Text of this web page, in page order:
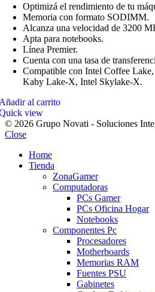
Optimizá el rendimiento de tu
Memoria con formato SODIMM.
Alcanza una velocidad de 3200
Apta para notebooks.
Línea Premier.
Cuenta con una tasa de
Compatible con Intel Coffee
Kaby Lake-X, Intel Skylake-X.
al carrito
view
© 2026 Grupo Novati - Soluciones
Close
Home
Tienda
ZonaGamer
Computadoras
PCs Gamer
PCs Oficina Hogar
Notebooks
Componentes Pc
Procesadores
Motherboards
Memorias RAM
Fuentes PSU
Gabinetes